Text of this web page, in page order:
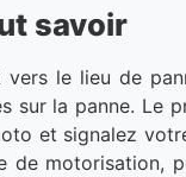
savoir
vers le lieu de
sur la panne. Le
et signalez
de motorisation,